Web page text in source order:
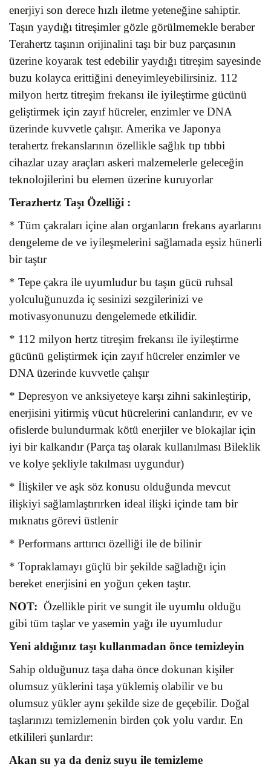
enerjiyi son derece hızlı iletme yeteneğine sahiptir.
Taşın yaydığı titreşimler gözle görülmemekle beraber
Terahertz taşının orijinalini taşı bir buz parçasının
üzerine koyarak test edebilir yaydığı titreşim sayesinde
buzu kolayca erittiğini deneyimleyebilirsiniz. 112
milyon hertz titreşim frekansı ile iyileştirme gücünü
geliştirmek için zayıf hücreler, enzimler ve DNA
üzerinde kuvvetle çalışır. Amerika ve Japonya
terahertz frekanslarının özellikle sağlık tıp tıbbi
cihazlar uzay araçları askeri malzemelerle geleceğin
teknolojilerini bu elemen üzerine kuruyorlar
Terazhertz Taşı Özelliği :
* Tüm çakraları içine alan organların frekans ayarlarını
dengeleme de ve iyileşmelerini sağlamada eşsiz hünerli
bir taştır
* Tepe çakra ile uyumludur bu taşın gücü ruhsal
yolculuğunuzda iç sesinizi sezgilerinizi ve
motivasyonunuzu dengelemede etkilidir.
* 112 milyon hertz titreşim frekansı ile iyileştirme
gücünü geliştirmek için zayıf hücreler enzimler ve
DNA üzerinde kuvvetle çalışır
* Depresyon ve anksiyeteye karşı zihni sakinleştirip,
enerjisini yitirmiş vücut hücrelerini canlandırır, ev ve
ofislerde bulundurmak kötü enerjiler ve blokajlar için
iyi bir kalkandır (Parça taş olarak kullanılması Bileklik
ve kolye şekliyle takılması uygundur)
* İlişkiler ve aşk söz konusu olduğunda mevcut
ilişkiyi sağlamlaştırırken ideal ilişki içinde tam bir
mıknatıs görevi üstlenir
* Performans arttırıcı özelliği ile de bilinir
* Topraklamayı güçlü bir şekilde sağladığı için
bereket enerjisini en yoğun çeken taştır.
NOT: Özellikle pirit ve sungit ile uyumlu olduğu
gibi tüm taşlar ve yasemin yağı ile uyumludur
Yeni aldığınız taşı kullanmadan önce temizleyin
Sahip olduğunuz taşa daha önce dokunan kişiler
olumsuz yüklerini taşa yüklemiş olabilir ve bu
olumsuz yükler aynı şekilde size de geçebilir. Doğal
taşlarınızı temizlemenin birden çok yolu vardır. En
etkilileri şunlardır:
Akan su ya da deniz suyu ile temizleme